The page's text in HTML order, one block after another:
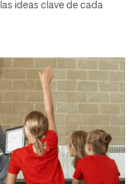
ideas clave de cada